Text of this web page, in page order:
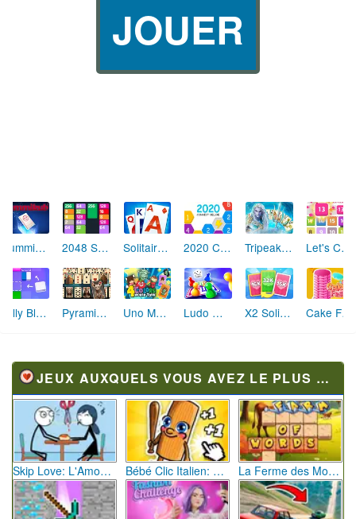
JOUER
ABC Tiles Merge Flow Cards Match Puzzle Skip Love: L'Amour en Péril Bébé Clic Italien: La Folie des Petits Bambins La Ferme des Mots - Cultivez votre Vocabulaire
Maître de la Destruction: Fusion de Pioches Défi de Mode: Star du Podium Cascades Folles 3D Aboiement Stellaire : Aventure Canine Fusée Chromatique: La Course des Couleurs Tir Parfait
JEUX AUXQUELS VOUS AVEZ LE PLUS JOUÉ
Skip Love: L'Amour en Péril Bébé Clic Italien: La Folie des Petits Bambins La Ferme des Mots - Cultivez votre Vocabulaire